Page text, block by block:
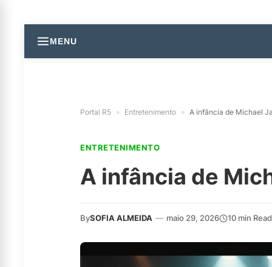
MENU
Portal R5 » Entretenimento » A infância de Michael
ENTRETENIMENTO
A infância de
BySOFIA ALMEIDA — maio 29, 2026 10 min Read